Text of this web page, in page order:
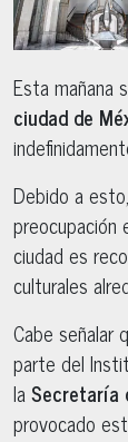
Esta mañana
ciudad de
Debido a
preocupación
ciudad es
culturales
Cabe señalar
parte del
laSecretaría
provocado